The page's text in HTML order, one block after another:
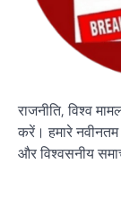
राजनीति, विश्व
करें। हमारे
और विश्वसनीय